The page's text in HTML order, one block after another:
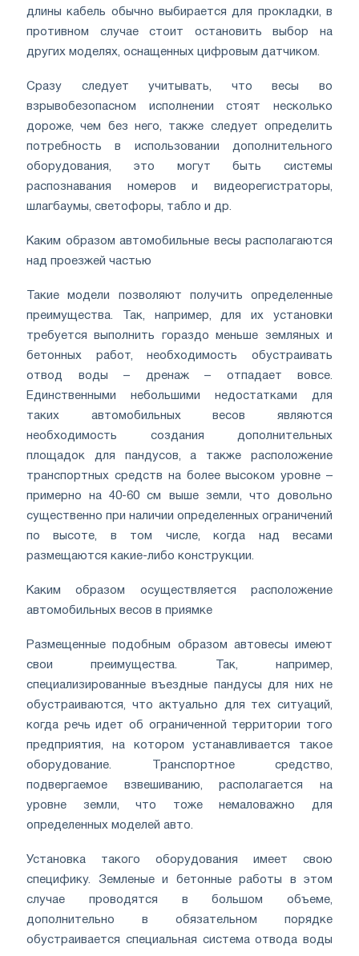
длины кабель обычно выбирается для прокладки, в
противном случае стоит остановить выбор на
других моделях, оснащенных цифровым датчиком.
Сразу следует учитывать, что весы во
взрывобезопасном исполнении стоят несколько
дороже, чем без него, также следует определить
потребность в использовании дополнительного
оборудования, это могут быть системы
распознавания номеров и видеорегистраторы,
шлагбаумы, светофоры, табло и др.
Каким образом автомобильные весы располагаются
над проезжей частью
Такие модели позволяют получить определенные
преимущества. Так, например, для их установки
требуется выполнить гораздо меньше земляных и
бетонных работ, необходимость обустраивать
отвод воды – дренаж – отпадает вовсе.
Единственными небольшими недостатками для
таких автомобильных весов являются
необходимость создания дополнительных
площадок для пандусов, а также расположение
транспортных средств на более высоком уровне –
примерно на 40-60 см выше земли, что довольно
существенно при наличии определенных ограничений
по высоте, в том числе, когда над весами
размещаются какие-либо конструкции.
Каким образом осуществляется расположение
автомобильных весов в приямке
Размещенные подобным образом автовесы имеют
свои преимущества. Так, например,
специализированные въездные пандусы для них не
обустраиваются, что актуально для тех ситуаций,
когда речь идет об ограниченной территории того
предприятия, на котором устанавливается такое
оборудование. Транспортное средство,
подвергаемое взвешиванию, располагается на
уровне земли, что тоже немаловажно для
определенных моделей авто.
Установка такого оборудования имеет свою
специфику. Земленые и бетонные работы в этом
случае проводятся в большом объеме,
дополнительно в обязательном порядке
обустраивается специальная система отвода воды